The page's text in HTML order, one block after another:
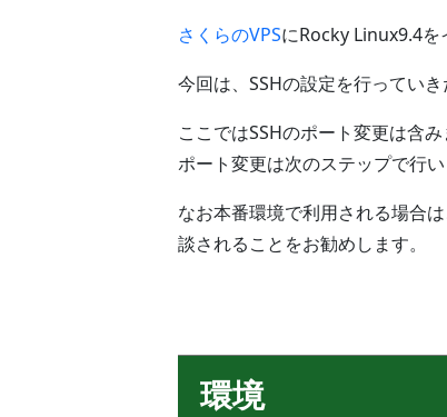
さくらのVPSにRocky Linux9.4を
今回は、SSHの設定を行っていき
ここではSSHのポート変更は含み
ポート変更は次のステップで行い
なお本番環境で利用される場合
談されることをお勧めします。
環境